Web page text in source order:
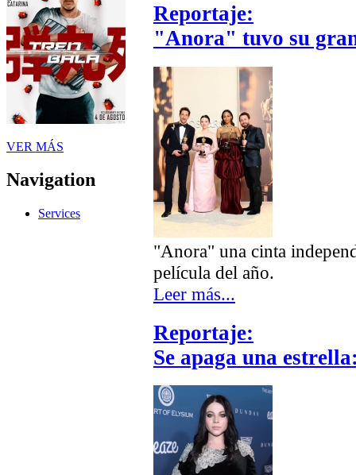
VER MÁS
Navigation
Services
Reportaje:
"Anora" tuvo su
"Anora" una cinta
película del año.
Leer más...
Reportaje:
Se apaga una